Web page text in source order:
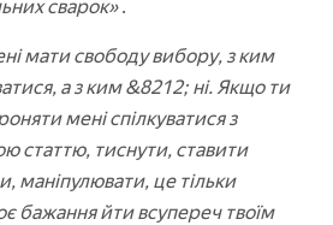
сварок».
мати свободу вибору, з ким
а з ким &8212; ні. Якщо ти
мені спілкуватися з
статтю, тиснути, ставити
маніпулювати, це тільки
бажання йти всупереч твоїм